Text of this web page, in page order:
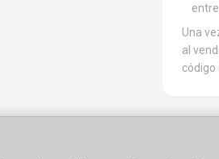
Una
al
código